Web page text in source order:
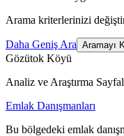
Arama kriterlerinizi
Daha Geniş Ara Aramayı
Gözütok Köyü
Analiz ve Araştırma
Emlak Danışmanları
Bu bölgedeki emlak